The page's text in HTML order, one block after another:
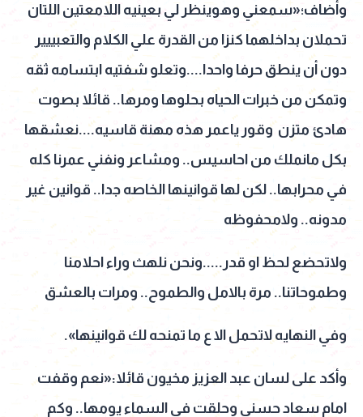
وأضاف؛«سمعني وهوينظر لي بعينيه اللامعتين اللتان
تحملان بداخلهما كنزا من القدرة علي الكلام والتعبييير
دون أن ينطق حرفا واحدا....وتعلو شفتيه ابتسامه ثقه
وتمكن من خبرات الحياه بحلوها ومرها.. قائلا بصوت
هادئ متزن وقور ياعمر هذه مهنة قاسيه....نعشقها
بكل مانملك من احاسيس.. ومشاعر ونفني عمرنا كله
في محرابها.. لكن لها قوانينها الخاصه جدا.. قوانين غير
مدونه.. ولامحفوظه
ولاتحضع لحظ او قدر.....ونحن نلهث وراء احلامنا
وطموحاتنا.. مرة بالامل والطموح.. ومرات بالعشق
وفي النهايه لاتحمل الا ع ما تمنحه لك قوانينها».
وأكد على لسان عبد العزيز مخيون قائلا:«نعم وقفت
امام سعاد حسني وحلقت في السماء يومها.. وكم